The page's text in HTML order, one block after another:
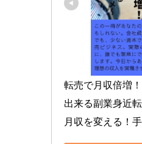
転売で月収倍増
出来る副業身近
月収を変える！